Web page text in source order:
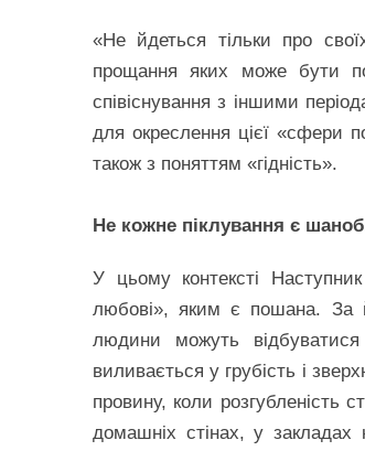
«Не йдеться тільки про
прощання яких може бути
співіснування з іншими
для окреслення цієї «сфери
також з поняттям «гідність».
Не кожне піклування є
У цьому контексті
любові», яким є пошана. За
людини можуть
виливається у грубість і
провину, коли розгубленість
домашніх стінах, у